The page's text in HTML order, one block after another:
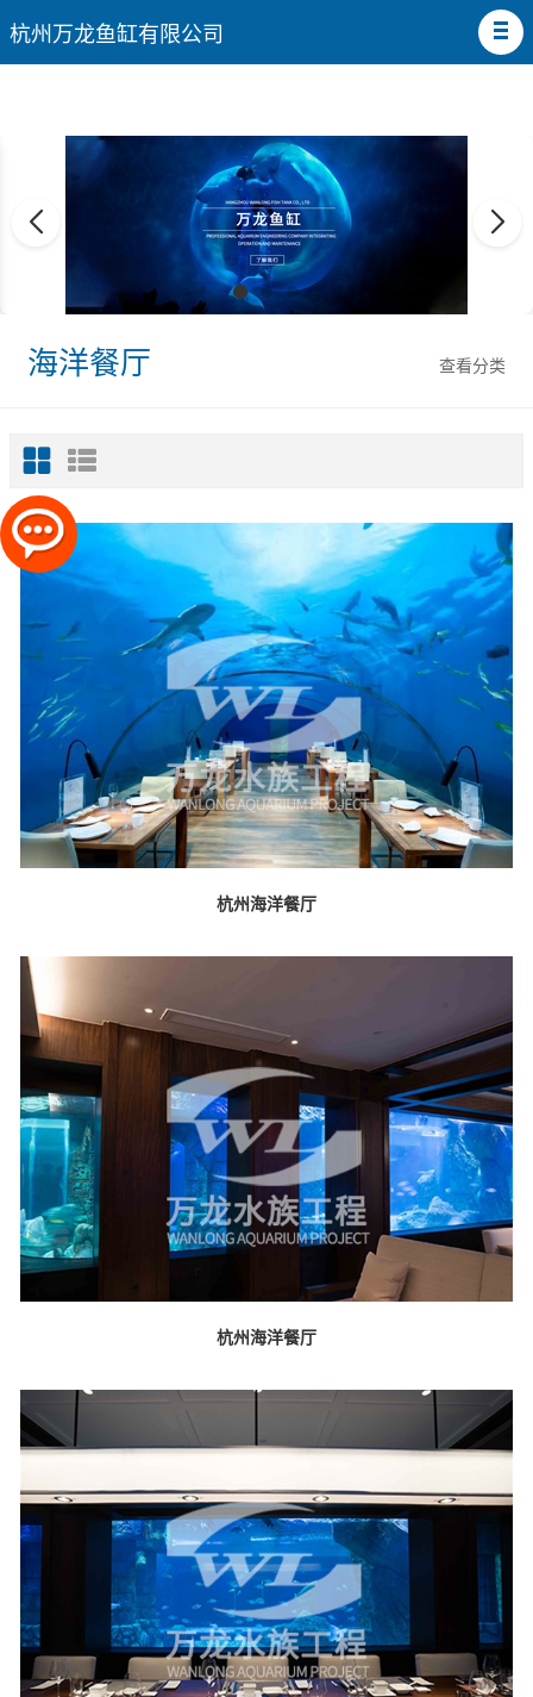
杭州万龙鱼缸有限公司
查看分类
海洋餐厅
杭州海洋餐厅
杭州海洋餐厅